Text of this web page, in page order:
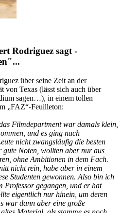
Rodriguez sagt -
über seine Zeit an der
von Texas (lässt sich auch über
sagen…), in einem tollen
„FAZ“-Feuilleton:
Filmdepartment war damals klein,
und es ging nach
nicht zwangsläufig die besten
Noten, wollten aber nur aus
ohne Ambitionen in dem Fach.
nicht rein, habe aber in einem
Studenten gewonnen. Also bin ich
Professor gegangen, und er hat
eigentlich nur hinein, um deren
war dann aber eine große